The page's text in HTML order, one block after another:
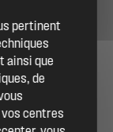
pertinent
ainsi que
de
centres